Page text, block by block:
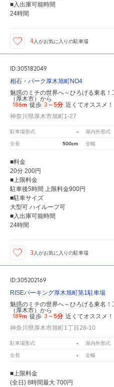
■入出庫可能時間
24時間
4人がお気に入りの駐車場
ID:305182049
相石・パーク厚木旭町NO4
魅惑のミチの世界へ～ひろげる東名
（厚木市）から
186m 徒歩 3～5分 近くてオススメ！
神奈川県厚木市旭町1-27
駐車場形式 - 屋内外形式
全長 500cm 全幅
■料金
20分 200円
■上限料金
駐車後5時間 上限料金900円
■駐車サイズ
大型可 ハイルーフ可
■入出庫可能時間
24時間
3人がお気に入りの駐車場
ID:305202169
RISEパーキング厚木旭町第1駐車場
魅惑のミチの世界へ～ひろげる東名
（厚木市）から
189m 徒歩 3～5分 近くてオススメ！
神奈川県厚木市旭町1丁目28-10
駐車場形式 - 屋内外形式
全長 - 全幅
■上限料金
(全日) 8時間最大 700円